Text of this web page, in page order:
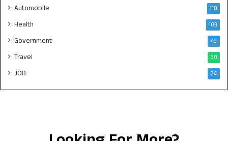
Automobile 110
Health 103
Government 49
Travel 30
JOB 24